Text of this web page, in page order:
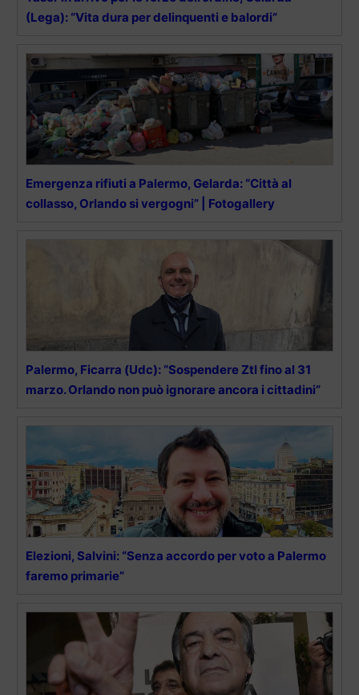
(Lega): “Vita dura per delinquenti e balordi”
Emergenza rifiuti a Palermo, Gelarda: “Città al
collasso, Orlando si vergogni” | Fotogallery
Palermo, Ficarra (Udc): “Sospendere Ztl fino al 31
marzo. Orlando non può ignorare ancora i cittadini”
Elezioni, Salvini: “Senza accordo per voto a Palermo
faremo primarie”